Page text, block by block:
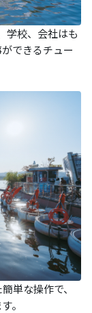
学校、会社はも
できるチュー
単な操作で、
。